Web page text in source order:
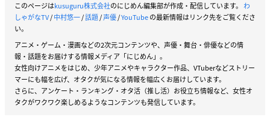
このページはkusuguru株式会社のにじめん編集部が作成・配信しています。 わ
しゃがなTV/中村悠一/話題/声優/YouTubeの最新情報はリンク先をご覧くださ
い。
アニメ・ゲーム・漫画などの2次元コンテンツや、声優・舞台・俳優などの情
報・話題をお届けする情報メディア「にじめん」。
女性向けアニメをはじめ、少年アニメやキャラクター作品、VTuberなどストリー
マーにも幅を広げ、オタクが気になる情報を幅広くお届けしています。
さらに、アンケート・ランキング・オタ活（推し活）お役立ち情報など、女性オ
タクがワクワク楽しめるようなコンテンツも発信しています。